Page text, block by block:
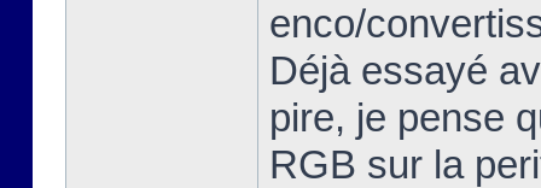
enco/
Déjà essayé
pire, je pense
RGB sur la